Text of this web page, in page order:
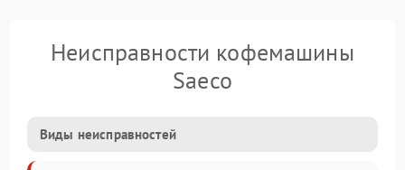
Неисправности кофемашины
Saeco
Виды неисправностей